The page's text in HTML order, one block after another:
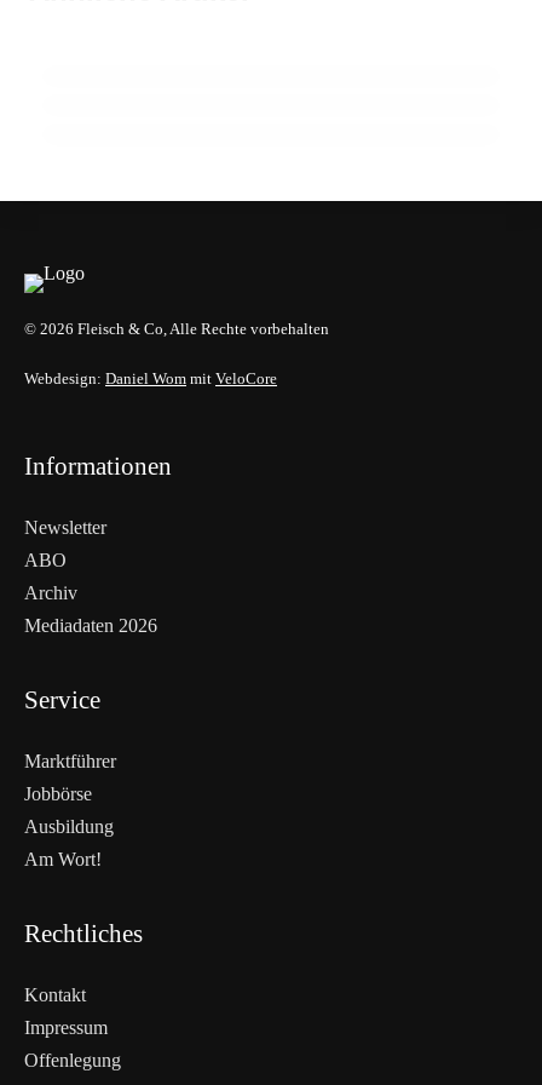
WEITERLESEN
© 2026 Fleisch & Co, Alle Rechte vorbehalten
Webdesign: Daniel Wom mit VeloCore
Informationen
Newsletter
ABO
Archiv
Mediadaten 2026
Service
Marktführer
Jobbörse
Ausbildung
Am Wort!
Rechtliches
Kontakt
Impressum
Offenlegung